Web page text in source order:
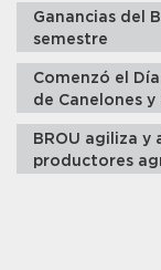
Ganancias del
semestre
Comenzó el
de Canelones y
BROU agiliza
productores